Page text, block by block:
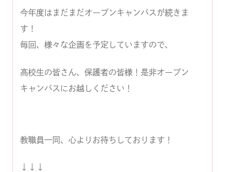
今年度はまだまだオープンキャンパスが続きま
す！
毎回、様々な企画を予定していますので、
高校生の皆さん、保護者の皆様！是非オープン
キャンパスにお越しください！
教職員一同、心よりお待ちしております！
↓↓↓